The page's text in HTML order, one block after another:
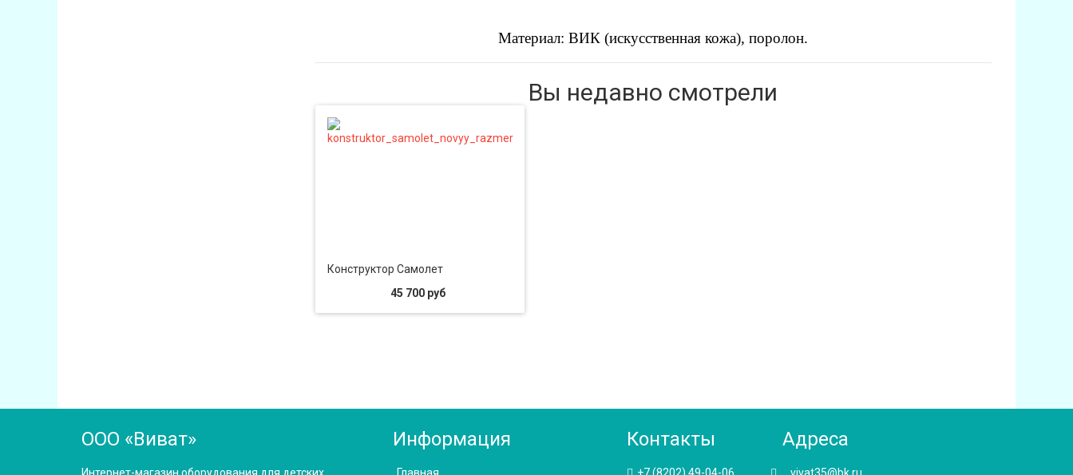
Материал: ВИК (искусственная кожа), поролон.
Вы недавно смотрели
Конструктор Самолет
45 700 руб
ООО «Виват» Информация Контакты Адреса